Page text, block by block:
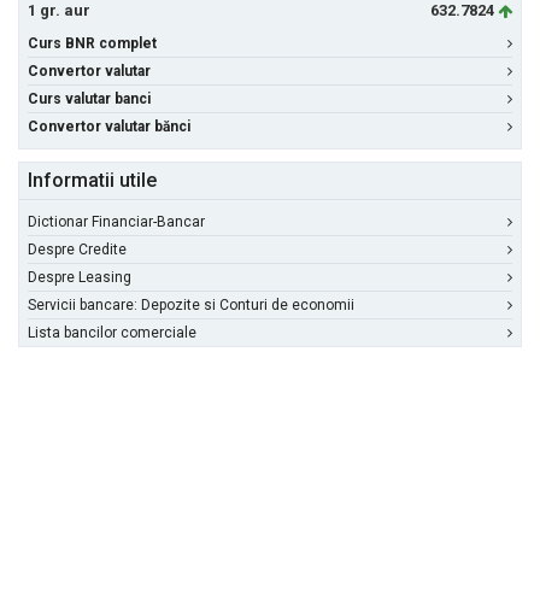
1 gr. aur
632.7824
Curs BNR complet
Convertor valutar
Curs valutar banci
Convertor valutar bănci
Informatii utile
Dictionar Financiar-Bancar
Despre Credite
Despre Leasing
Servicii bancare: Depozite si Conturi de economii
Lista bancilor comerciale